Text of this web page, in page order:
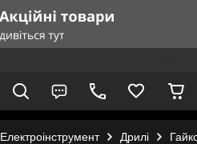
Електроінструмент Дрилі